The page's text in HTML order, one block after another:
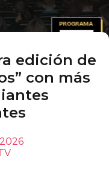
edición de
con más